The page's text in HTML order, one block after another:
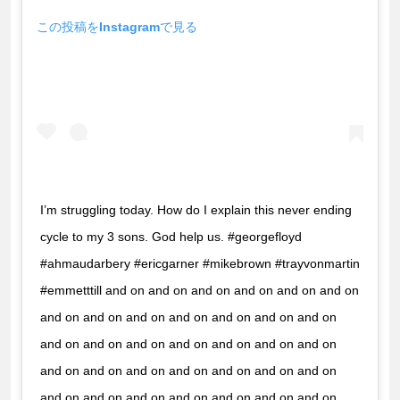
この投稿をInstagramで見る
I’m struggling today. How do I explain this never ending
cycle to my 3 sons. God help us. #georgefloyd
#ahmaudarbery #ericgarner #mikebrown #trayvonmartin
#emmetttill and on and on and on and on and on and on
and on and on and on and on and on and on and on
and on and on and on and on and on and on and on
and on and on and on and on and on and on and on